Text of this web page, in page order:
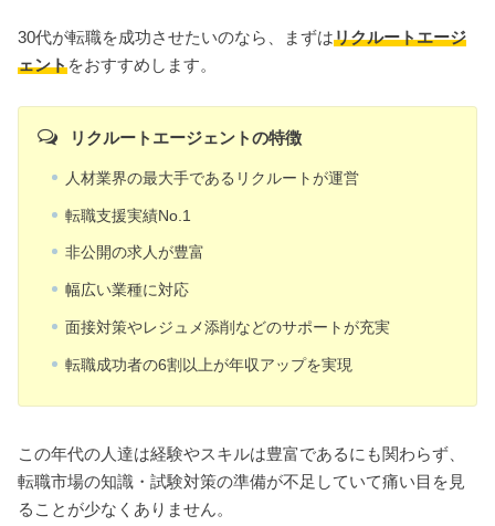
30代が転職を成功させたいのなら、まずはリクルートエージ
ェントをおすすめします。
リクルートエージェントの特徴
人材業界の最大手であるリクルートが運営
転職支援実績No.1
非公開の求人が豊富
幅広い業種に対応
面接対策やレジュメ添削などのサポートが充実
転職成功者の6割以上が年収アップを実現
この年代の人達は経験やスキルは豊富であるにも関わらず、
転職市場の知識・試験対策の準備が不足していて痛い目を見
ることが少なくありません。